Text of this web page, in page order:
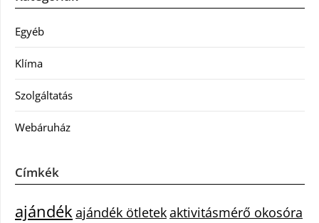
Egyéb
Klíma
Szolgáltatás
Webáruház
Címkék
ajándékajándék ötletekaktivitásmérő okosóra